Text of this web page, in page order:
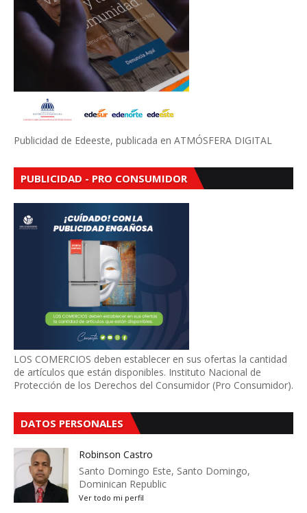
Publicidad de Edeeste, publicada en ATMÓSFERA DIGITAL
PUBLICIDAD - PRO CONSUMIDOR
LOS COMERCIOS deben establecer en sus ofertas la cantidad
de artículos que están disponibles. Instituto Nacional de
Protección de los Derechos del Consumidor (Pro Consumidor).
DATOS PERSONALES
Robinson Castro
Santo Domingo Este, Santo Domingo,
Dominican Republic
Ver todo mi perfil